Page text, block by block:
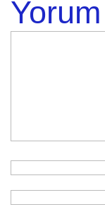
Yorum